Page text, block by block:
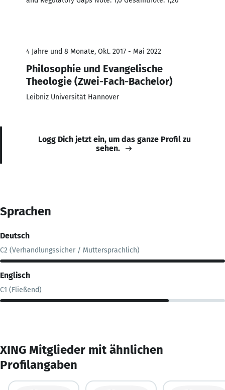
4 Jahre und 8 Monate, Okt. 2017 - Mai 2022
Philosophie und Evangelische
Theologie (Zwei-Fach-Bachelor)
Leibniz Universität Hannover
Logg Dich jetzt ein, um das ganze Profil zu
sehen.
Sprachen
Deutsch
C2 (Verhandlungssicher / Muttersprachlich)
Englisch
C1 (Fließend)
XING Mitglieder mit ähnlichen
Profilangaben